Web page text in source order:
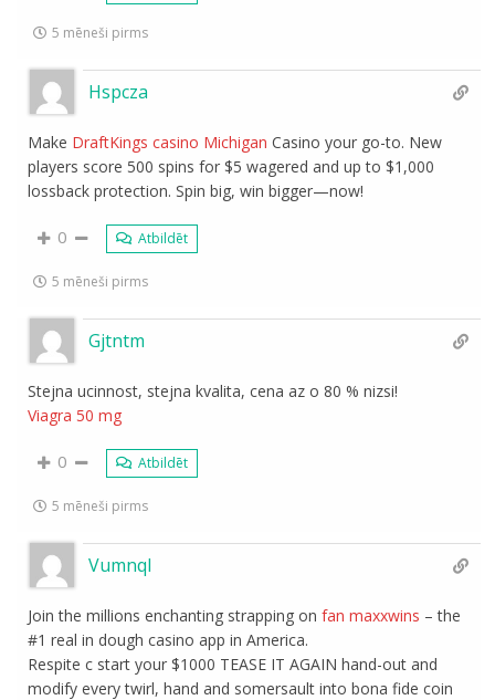
5 mēneši pirms
Hspcza
Make DraftKings casino Michigan Casino your go-to. New
players score 500 spins for $5 wagered and up to $1,000
lossback protection. Spin big, win bigger—now!
0 Atbildēt
5 mēneši pirms
Gjtntm
Stejna ucinnost, stejna kvalita, cena az o 80 % nizsi!
Viagra 50 mg
0 Atbildēt
5 mēneši pirms
Vumnql
Join the millions enchanting strapping onfan maxxwins
#1 real in dough casino app in America.
Respite c start your $1000 TEASE IT AGAIN hand-out and
modify every twirl, hand and somersault into bona fide coin